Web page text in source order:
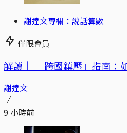
謝達文專欄：說話算數
僅限會員
解讀｜ 「跨國鎮壓」指南：
謝達文
9 小時前